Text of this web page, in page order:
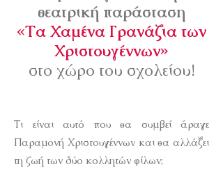
θεατρική παράσταση
«Τα Χαμένα Γρανάζια των
Χριστουγέννων»
στο χώρο του σχολείου!
Τι είναι αυτό που θα συμβεί άραγε
Παραμονή Χριστουγέννων και θα αλλάξει
τη ζωή των δύο κολλητών φίλων;